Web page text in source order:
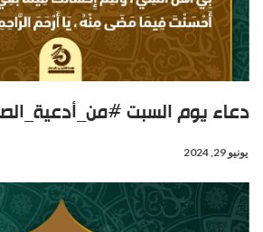
دعاء يوم السبت
يونيو 29, 2024